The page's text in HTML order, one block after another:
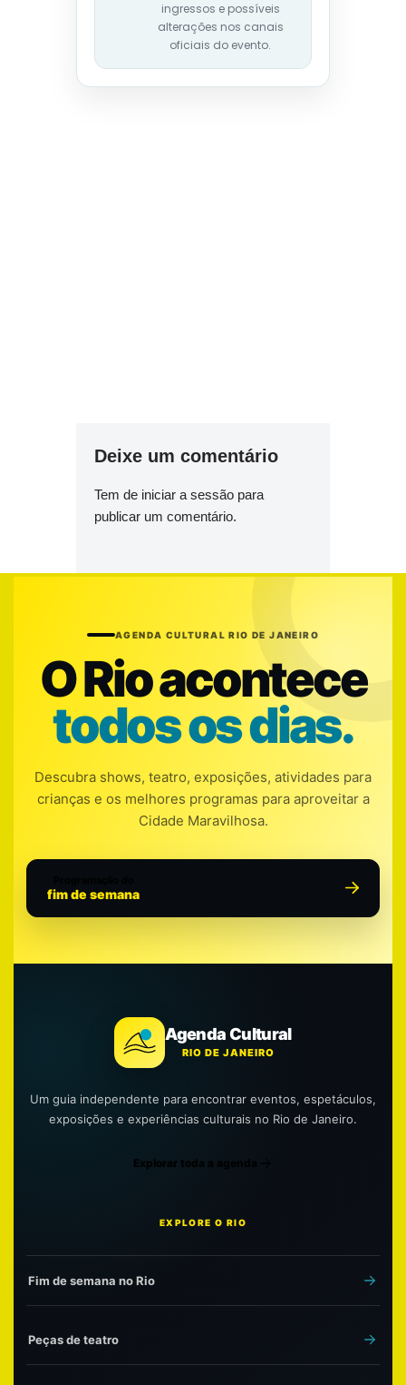
ingressos e possíveis
alterações nos canais
oficiais do evento.
Deixe um comentário
Tem de iniciar a sessão para
publicar um comentário.
AGENDA CULTURAL RIO DE JANEIRO
O Rio acontece
todos os dias.
Descubra shows, teatro, exposições, atividades para
crianças e os melhores programas para aproveitar a
Cidade Maravilhosa.
fim de semana
Agenda Cultural
RIO DE JANEIRO
Um guia independente para encontrar eventos, espetáculos,
exposições e experiências culturais no Rio de Janeiro.
Explorar toda a agenda
EXPLORE O RIO
Fim de semana no Rio
Peças de teatro